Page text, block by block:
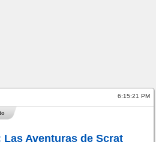
6:15:21 PM
Las Aventuras de Scrat